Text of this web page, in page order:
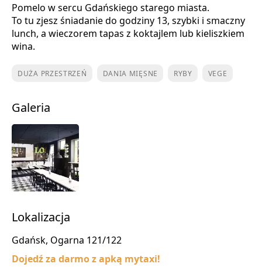
Pomelo w sercu Gdańskiego starego miasta.
To tu zjesz śniadanie do godziny 13, szybki i smaczny
lunch, a wieczorem tapas z koktajlem lub kieliszkiem
wina.
DUŻA PRZESTRZEŃ DANIA MIĘSNE RYBY VEGE
Galeria
Lokalizacja
Gdańsk, Ogarna 121/122
Dojedź za darmo z apką mytaxi!